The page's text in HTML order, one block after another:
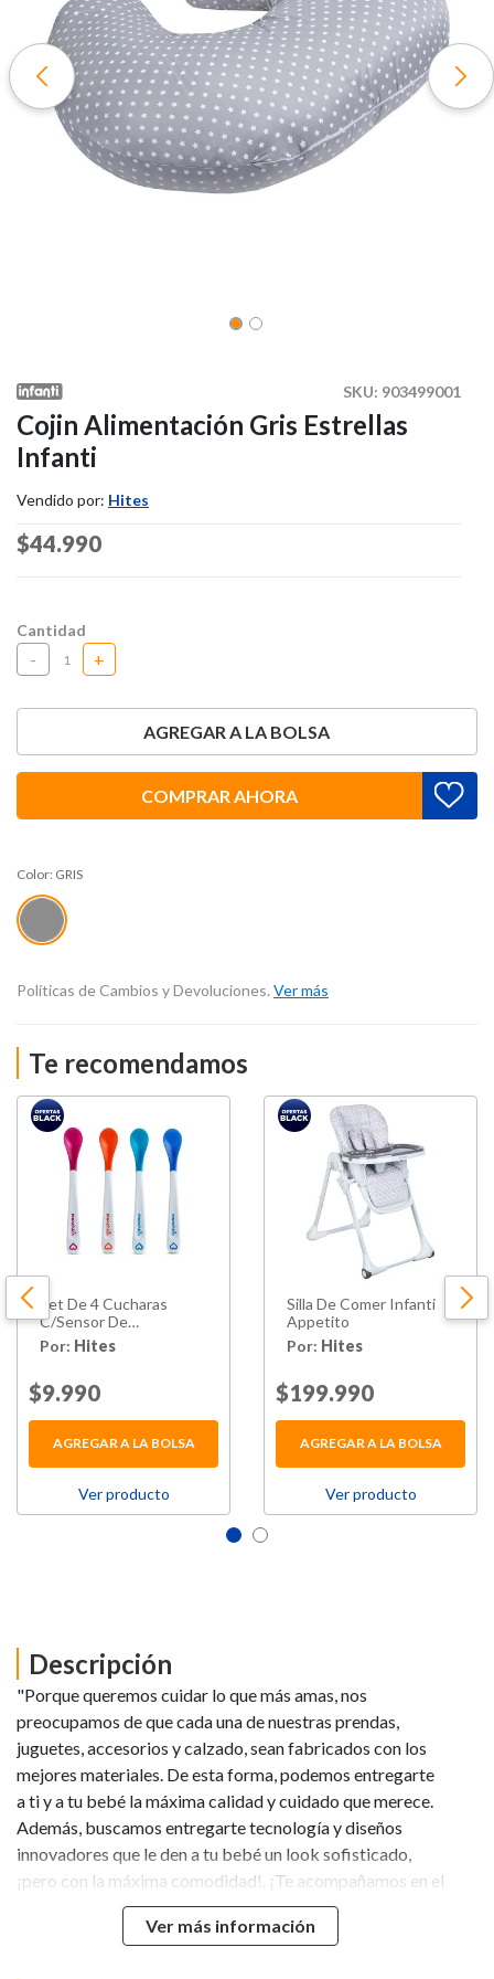
SKU: 903499001
Cojin Alimentación Gris Estrellas
Infanti
Vendido por: Hites
Price reduced from
$44.990
Cantidad
- +
AGREGAR A LA BOLSA
COMPRAR AHORA
Color: GRIS
Políticas de Cambios y Devoluciones. Ver más
Te recomendamos
Set De 4 Cucharas
C/Sensor De
Temperatura Munchkin
Por: Hites
Price reduced from
$9.990
AGREGAR A LA BOLSA
Ver producto
Silla De Comer Infanti
Appetito
Por: Hites
Price reduced from
$199.990
AGREGAR A LA BOLSA
Ver producto
Descripción
"Porque queremos cuidar lo que más amas, nos
preocupamos de que cada una de nuestras prendas,
juguetes, accesorios y calzado, sean fabricados con los
mejores materiales. De esta forma, podemos entregarte
a ti y a tu bebé la máxima calidad y cuidado que merece.
Además, buscamos entregarte tecnología y diseños
innovadores que le den a tu bebé un look sofisticado,
¡pero con la máxima comodidad!. ¡Te acompañamos en el
viaje más lindo de tu vida, entregándote las mejores
prendas y juguetes para tu güagüa. Características: Baby
Ver más información